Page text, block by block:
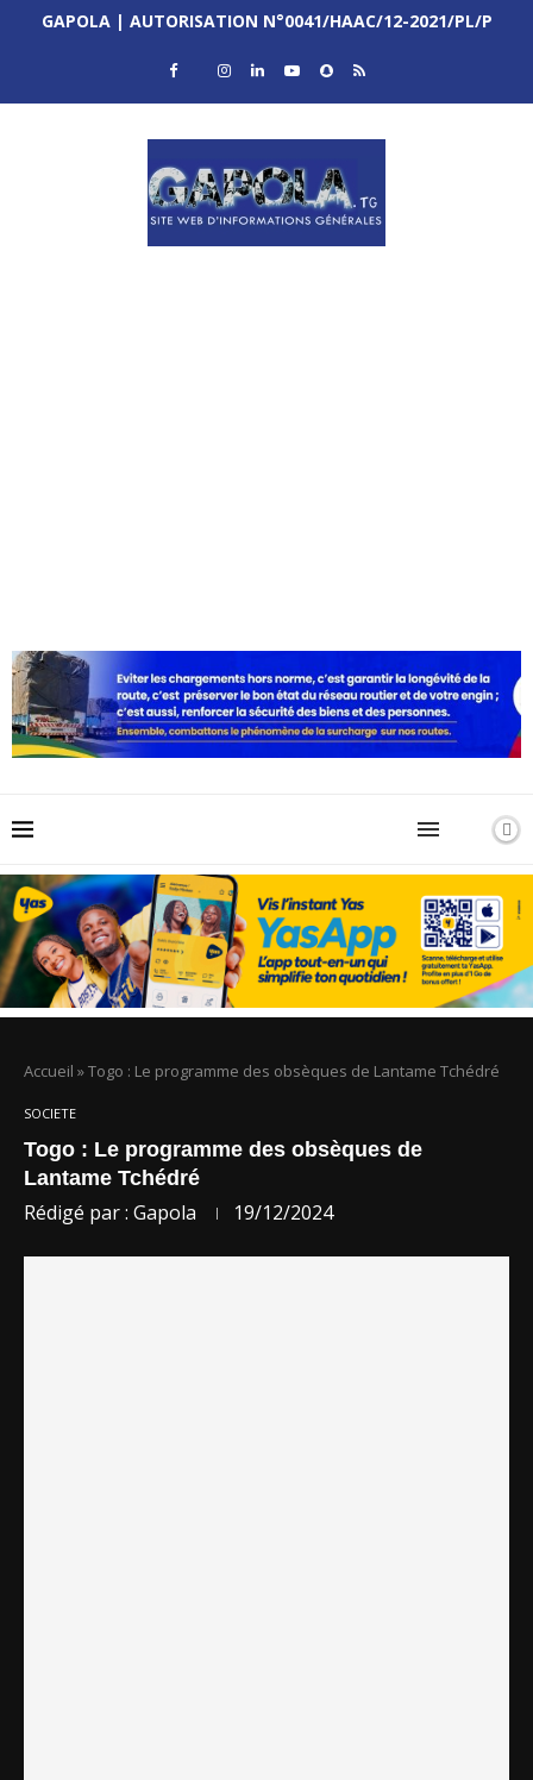
GAPOLA | AUTORISATION N°0041/HAAC/12-2021/PL/P
Accueil »Togo : Le programme des obsèques de Lantame Tchédré
SOCIETE
Togo : Le programme des obsèques de
Lantame Tchédré
Rédigé par : Gapola 19/12/2024